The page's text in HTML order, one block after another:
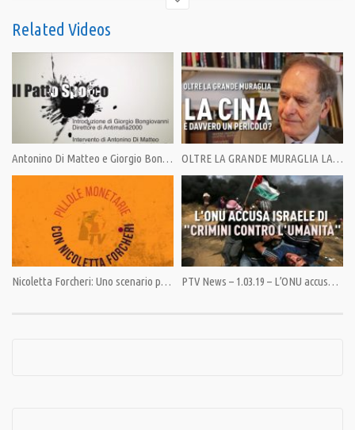
Category:Al Microfono di Mario Albanesi
PrimoPiano
#RetiTelevisive,ComitatoDifesaDeiMinori, MarioAlbanesi , PandoraTV
Related Videos
Antonino Di Matteo e Giorgio Bongiovanni presentano Il Patto Sporco OLTRE LA GRANDE MURAGLIA LA CINA E’ DAVVERO UN PERICOLO?
Nicoletta Forcheri: Uno scenario politico desolante PTV News – 1.03.19 – L’ONU accusa Israele di “crimini contro l’umanità”